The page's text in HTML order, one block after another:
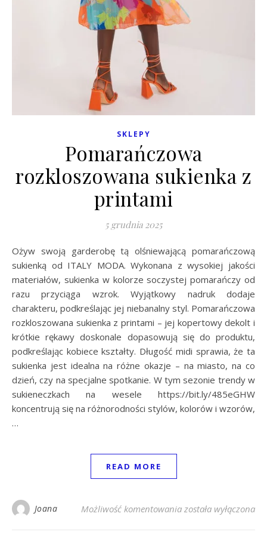
SKLEPY
Pomarańczowa
rozkloszowana sukienka z
printami
5 grudnia 2025
Ożyw swoją garderobę tą olśniewającą pomarańczową
sukienką od ITALY MODA. Wykonana z wysokiej jakości
materiałów, sukienka w kolorze soczystej pomarańczy od
razu przyciąga wzrok. Wyjątkowy nadruk dodaje
charakteru, podkreślając jej niebanalny styl. Pomarańczowa
rozkloszowana sukienka z printami – jej kopertowy dekolt i
krótkie rękawy doskonale dopasowują się do produktu,
podkreślając kobiece kształty. Długość midi sprawia, że ta
sukienka jest idealna na różne okazje – na miasto, na co
dzień, czy na specjalne spotkanie. W tym sezonie trendy w
sukieneczkach na wesele https://bit.ly/485eGHW
koncentrują się na różnorodności stylów, kolorów i wzorów,
…
READ MORE
Joana Możliwość komentowania Pomarańczowa
została wyłączona